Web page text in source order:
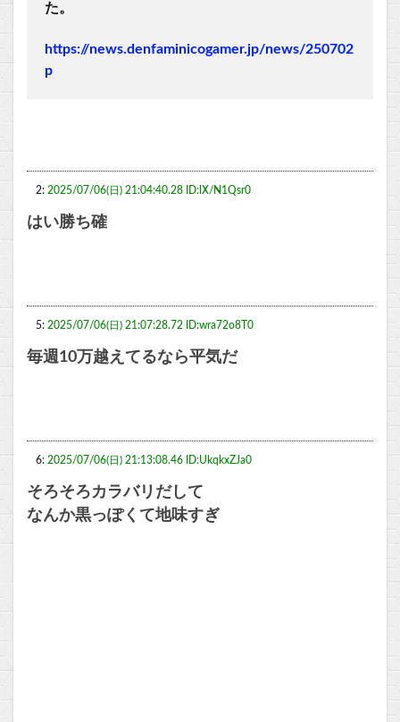
た。
https://news.denfaminicogamer.jp/news/250702
p
2: 2025/07/06(日) 21:04:40.28 ID:lX/N1Qsr0
はい勝ち確
5: 2025/07/06(日) 21:07:28.72 ID:wra72o8T0
毎週10万越えてるなら平気だ
6: 2025/07/06(日) 21:13:08.46 ID:UkqkxZJa0
そろそろカラバリだして
なんか黒っぽくて地味すぎ